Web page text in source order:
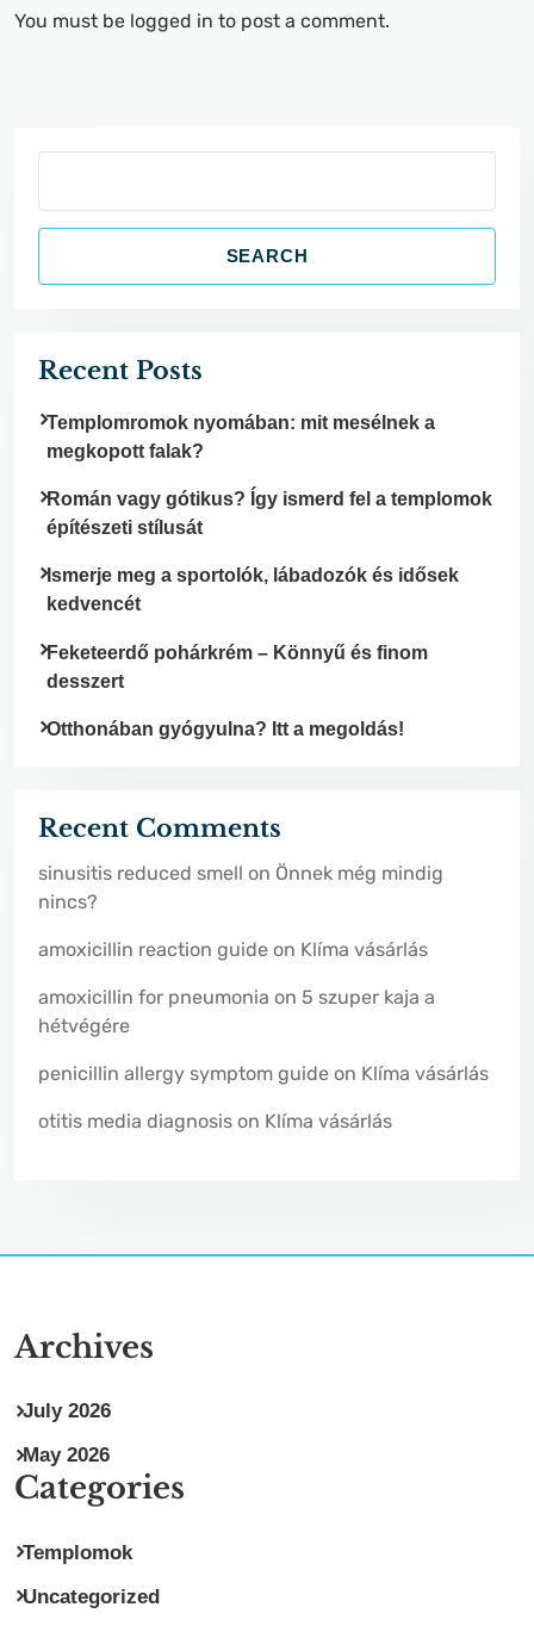
You must be logged in to post a comment.
a
SEARCH
Recent Posts
Templomromok nyomában: mit mesélnek a
megkopott falak?
Román vagy gótikus? Így ismerd fel a templomok
építészeti stílusát
Ismerje meg a sportolók, lábadozók és idősek
kedvencét
Feketeerdő pohárkrém – Könnyű és finom
desszert
Otthonában gyógyulna? Itt a megoldás!
Recent Comments
sinusitis reduced smell on Önnek még mindig
nincs?
amoxicillin reaction guide on Klíma vásárlás
amoxicillin for pneumonia on 5 szuper kaja a
hétvégére
penicillin allergy symptom guide on Klíma vásárlás
otitis media diagnosis on Klíma vásárlás
Archives
July 2026
May 2026
Categories
Templomok
Uncategorized